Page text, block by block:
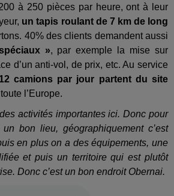
à 250 pièces par heure, ont à leur
un tapis roulant de 7 km de long
40% des clients demandent aussi
», par exemple la mise sur
d’un anti-vol, de prix, etc. Au service
12 camions par jour partent du site
l’Europe.
activités importantes ici. Donc pour
un bon lieu, géographiquement c’est
en plus on a des équipements, une
et puis un territoire qui est plutôt
Donc c’est un bon endroit Obernai.